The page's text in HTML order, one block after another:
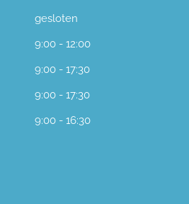
gesloten
9:00 - 12:00
9:00 - 17:30
9:00 - 17:30
9:00 - 16:30